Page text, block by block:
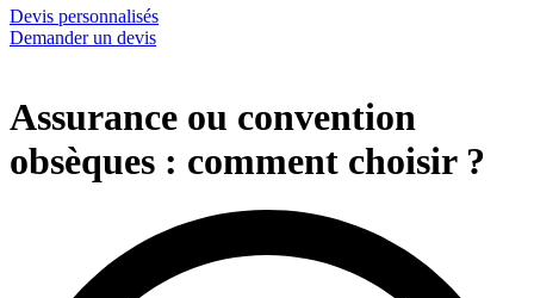
Devis personnalisés
Demander un devis
Assurance ou convention
obsèques : comment choisir ?